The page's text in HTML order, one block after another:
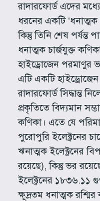
রাদারফোর্ড এদের
ধরনের একটি ‘ধনাত্মক
কিন্তু তিনি শেষ পর্যন্ত
ধনাত্মক চার্জযুক্ত
হাইড্রোজেন পরমাণুর
এটি একটি
রাদারফোর্ড সিদ্ধান্ত
প্রকৃতিতে বিদ্যমান
কণিকা। এতে যে
পুরোপুরি ইলেক্ট্রনের
ঋনাত্মক ইলেক্ট্রনের
রয়েছে), কিন্তু ভর
ইলেক্ট্রনের ১৮৩৬.১১
ক্ষূদ্রতম ধনাত্মক